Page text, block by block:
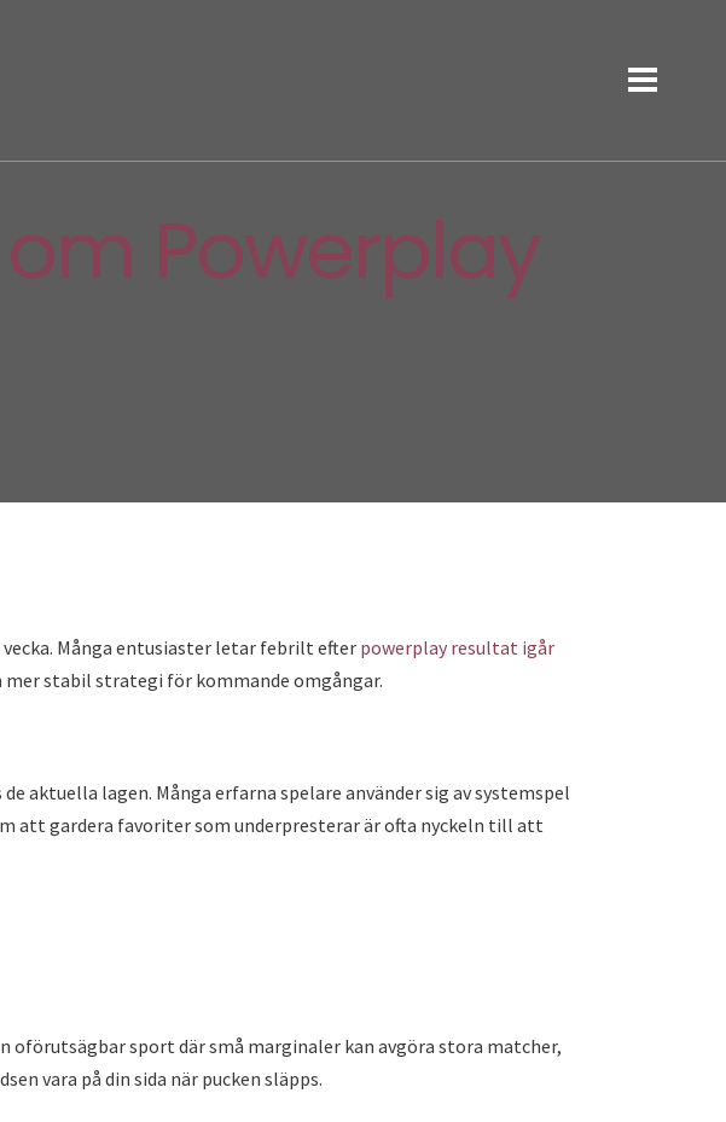
Powerplay
Många entusiaster letar febrilt efter powerplay resultat igår
stabil strategi för kommande omgångar.
aktuella lagen. Många erfarna spelare använder sig av systemspel
att gardera favoriter som underpresterar är ofta nyckeln till att
oförutsägbar sport där små marginaler kan avgöra stora matcher,
vara på din sida när pucken släpps.